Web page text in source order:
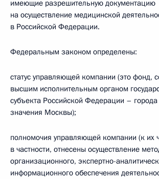
имеющие разрешительную документацию
на осуществление медицинской
в Российской Федерации.
Федеральным законом определены:
статус управляющей компании (это фонд,
высшим исполнительным органом
субъекта Российской Федерации –
значения Москвы);
полномочия управляющей компании (к их
в частности, отнесены осуществление
организационного, экспертно-­
информационного обеспечения